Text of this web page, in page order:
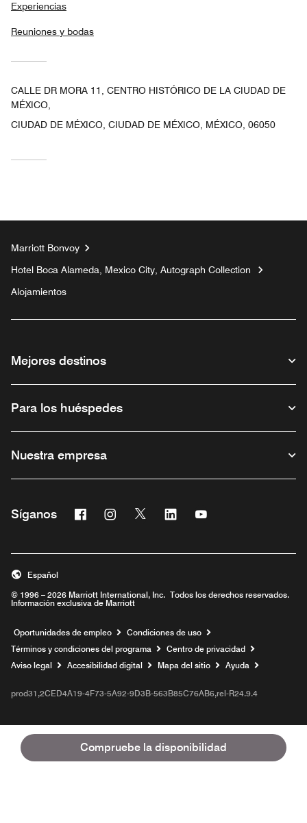
Compruebe la disponibilidad
Experiencias
Reuniones y bodas
CALLE DR MORA 11, CENTRO HISTÓRICO DE LA CIUDAD DE
MÉXICO,
CIUDAD DE MÉXICO, CIUDAD DE MÉXICO, MÉXICO, 06050
Marriott Bonvoy
Hotel Boca Alameda, Mexico City, Autograph Collection
Alojamientos
Mejores destinos
Para los huéspedes
Nuestra empresa
Síganos Facebook
Abre una ventana nueva
Instagram
Abre una ventana nueva
Twitter
Abre una ventana nueva
Linkedin
Abre una ventana nueva
Abre una ventana
© 1996 – 2026 Marriott International, Inc. Todos los derechos reservados.
Información exclusiva de Marriott
Español
Oportunidades de empleo Abre una ventana nueva
Condiciones de uso
Términos y condiciones del programa
Centro de privacidad
Aviso legal
Accesibilidad digital Mapa del sitio Ayuda
prod31,2CED4A19-4F73-5A92-9D3B-563B85C76AB6,rel-R24.9.4